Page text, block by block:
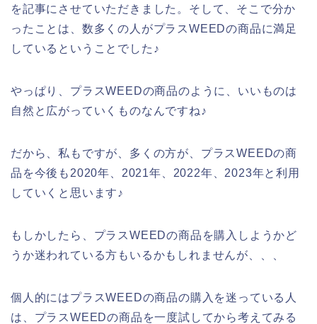
を記事にさせていただきました。そして、そこで分か
ったことは、数多くの人がプラスWEEDの商品に満足
しているということでした♪
やっぱり、プラスWEEDの商品のように、いいものは
自然と広がっていくものなんですね♪
だから、私もですが、多くの方が、プラスWEEDの商
品を今後も2020年、2021年、2022年、2023年と利用
していくと思います♪
もしかしたら、プラスWEEDの商品を購入しようかど
うか迷われている方もいるかもしれませんが、、、
個人的にはプラスWEEDの商品の購入を迷っている人
は、プラスWEEDの商品を一度試してから考えてみる